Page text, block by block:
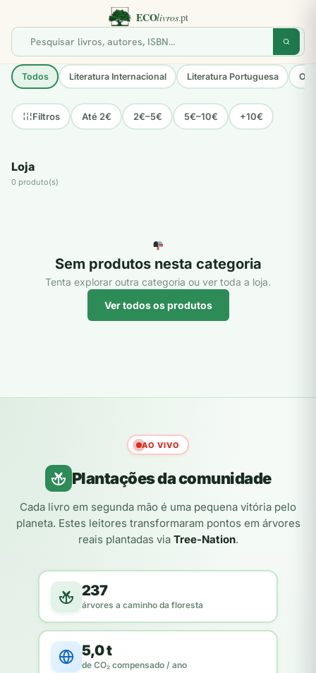
Todos Literatura Internacional Literatura Portuguesa
Filtros Até 2€ 2€–5€ 5€–10€ +10€
Loja
0 produto(s)
Sem produtos nesta categoria
Tenta explorar outra categoria ou ver toda a loja.
Ver todos os produtos
AO VIVO
Plantações da comunidade
Cada livro em segunda mão é uma pequena vitória pelo
planeta. Estes leitores transformaram pontos em árvores
reais plantadas via Tree-Nation.
237
árvores a caminho da floresta
5,0 t
de CO₂ compensado / ano